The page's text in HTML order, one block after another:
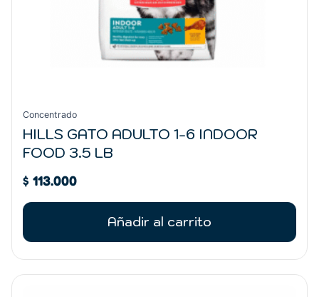
Concentrado
HILLS GATO ADULTO 1-6 INDOOR
FOOD 3.5 LB
$ 113.000
Añadir al carrito